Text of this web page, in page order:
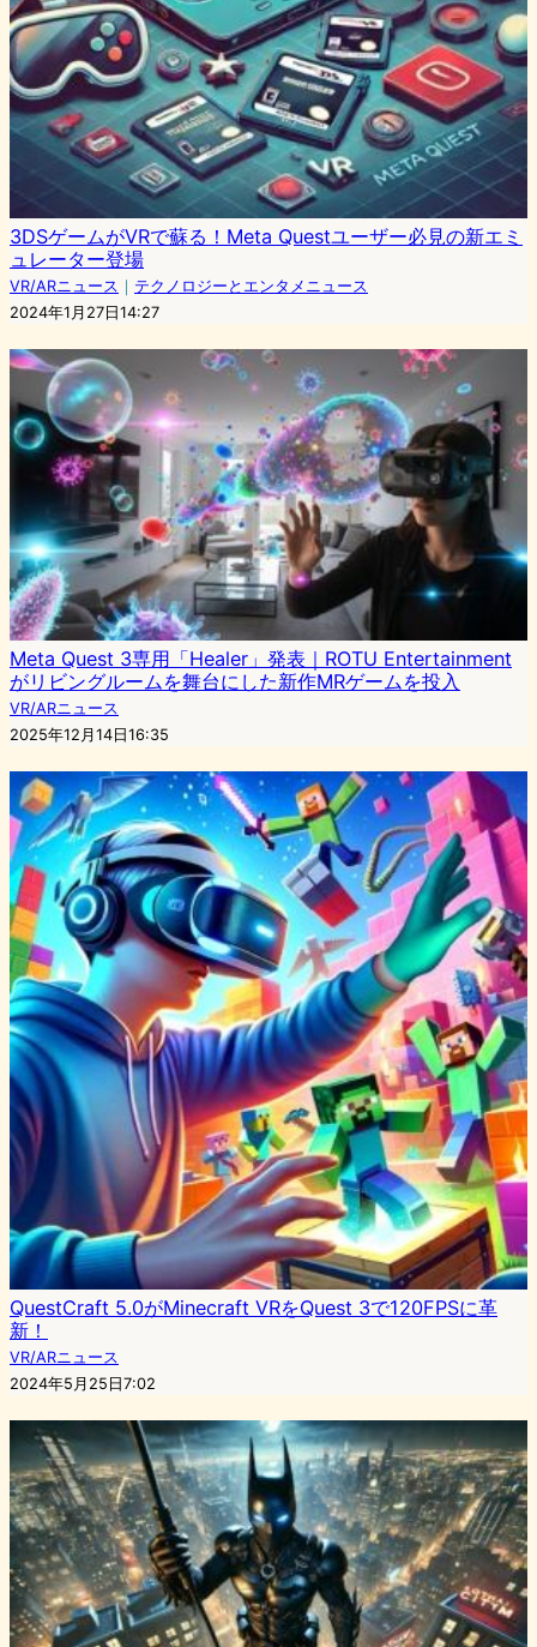
3DSゲームがVRで蘇る！Meta Questユーザー必見の新エミ
ュレーター登場
VR/ARニュース ｜ テクノロジーとエンタメニュース
2024年1月27日14:27
Meta Quest 3専用「Healer」発表｜ROTU Entertainment
がリビングルームを舞台にした新作MRゲームを投入
VR/ARニュース
2025年12月14日16:35
QuestCraft 5.0がMinecraft VRをQuest 3で120FPSに革
新！
VR/ARニュース
2024年5月25日7:02